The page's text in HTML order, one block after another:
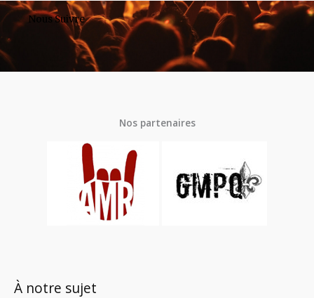
Nous Suivre
Nos partenaires
À notre sujet